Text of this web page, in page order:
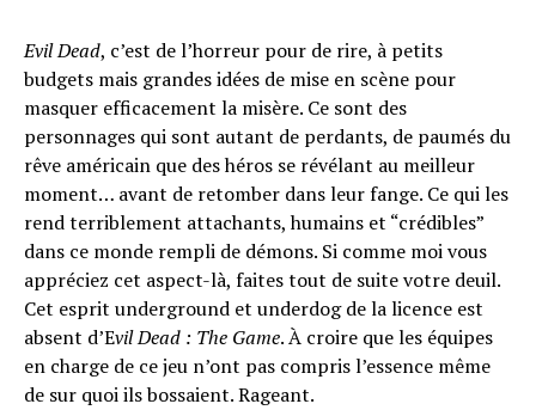
Evil Dead, c’est de l’horreur pour de rire, à petits
budgets mais grandes idées de mise en scène pour
masquer efficacement la misère. Ce sont des
personnages qui sont autant de perdants, de paumés du
rêve américain que des héros se révélant au meilleur
moment… avant de retomber dans leur fange. Ce qui les
rend terriblement attachants, humains et “crédibles”
dans ce monde rempli de démons. Si comme moi vous
appréciez cet aspect-là, faites tout de suite votre deuil.
Cet esprit underground et underdog de la licence est
absent d’Evil Dead : The Game. À croire que les équipes
en charge de ce jeu n’ont pas compris l’essence même
de sur quoi ils bossaient. Rageant.